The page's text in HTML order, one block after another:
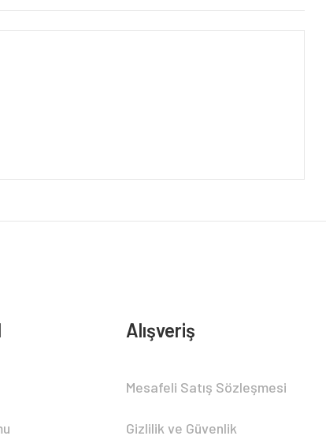
Alışveriş
Mesafeli Satış Sözleşmesi
Gizlilik ve Güvenlik